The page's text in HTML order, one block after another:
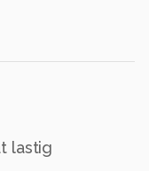
lastig